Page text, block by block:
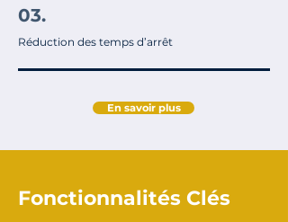
03.
Réduction des temps d’arrêt
En savoir plus
Fonctionnalités Clés